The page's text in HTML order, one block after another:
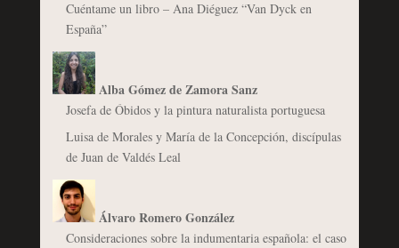
Cuéntame un libro – Ana Diéguez “Van Dyck en
España”
Alba Gómez de Zamora Sanz
Josefa de Óbidos y la pintura naturalista portuguesa
Luisa de Morales y María de la Concepción, discípulas
de Juan de Valdés Leal
Álvaro Romero González
Consideraciones sobre la indumentaria española: el caso